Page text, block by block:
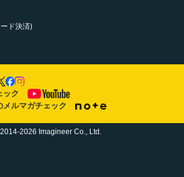
ド決済)
ック
メルマガチェック
2026 Imagineer Co., Ltd.